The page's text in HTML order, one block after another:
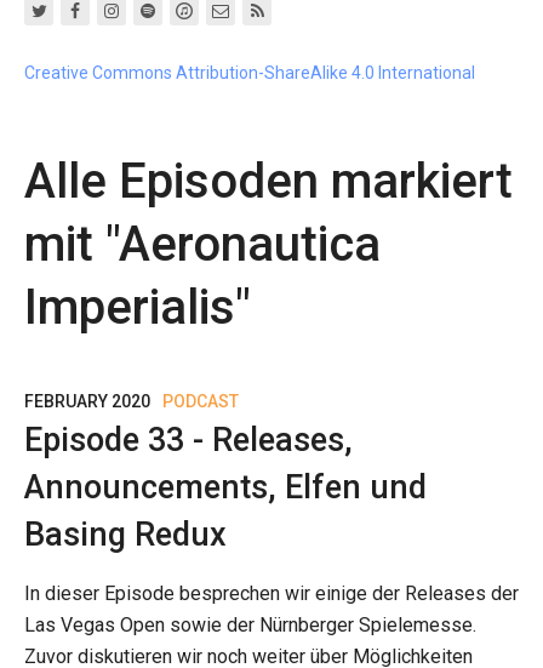
Creative Commons Attribution-ShareAlike 4.0 International
Alle Episoden markiert
mit "Aeronautica
Imperialis"
FEBRUARY 2020 PODCAST
Episode 33 - Releases,
Announcements, Elfen und
Basing Redux
In dieser Episode besprechen wir einige der Releases der
Las Vegas Open sowie der Nürnberger Spielemesse.
Zuvor diskutieren wir noch weiter über Möglichkeiten